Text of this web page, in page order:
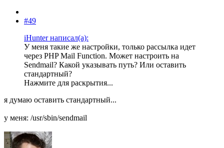
#49
iHunter написал(а):
У меня такие же настройки, только рассылка идет
через PHP Mail Function. Может настроить на
Sendmail? Какой указывать путь? Или оставить
стандартный?
Нажмите для раскрытия...
я думаю оставить стандартный...
у меня: /usr/sbin/sendmail